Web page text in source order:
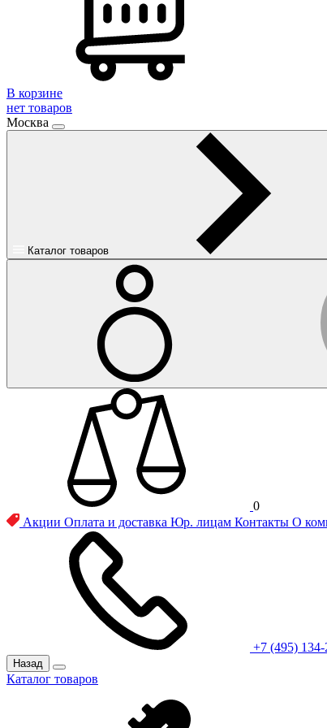
В корзине
нет товаров
Москва
Каталог товаров
0
Акции Оплата и доставка Юр. лицам Контакты О
+7 (495)
Назад
Каталог товаров